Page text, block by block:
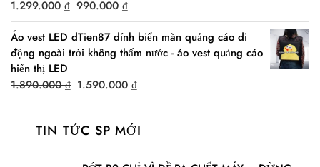
1.299.000₫ Original
price
was:
1.299.000 ₫.
990.000 ₫
price
is:
990.000 ₫.
Áo vest LED dTien87 dính biển màn quảng cáo di
động ngoài trời không thấm nước - áo vest quảng cáo
hiển thị LED
1.890.000₫ Original
1.890.000 ₫.
1.590.000 ₫
1.590.000 ₫.
TIN TỨC SP MỚI